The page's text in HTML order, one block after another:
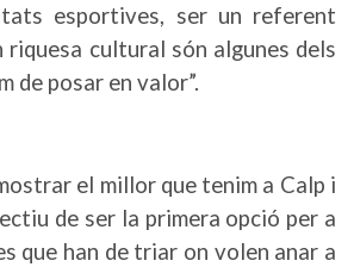
esportives, ser un referent
riquesa cultural són algunes dels
de posar en valor”.
el millor que tenim a Calp i
de ser la primera opció per a
que han de triar on volen anar a